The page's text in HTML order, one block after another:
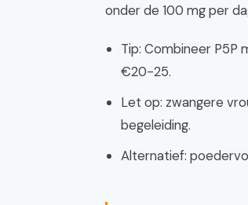
onder de 100 mg per
Tip: Combineer P5P
€20-25.
Let op: zwangere
begeleiding.
Alternatief: